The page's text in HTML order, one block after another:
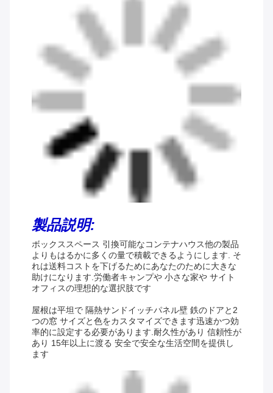
製品説明:
ボックススペース 引換可能なコンテナハウス他の製品
よりもはるかに多くの量で積載できるようにします. そ
れは送料コストを下げるためにあなたのために大きな
助けになります.労働者キャンプや 小さな家や サイト
オフィスの理想的な選択肢です
屋根は平坦で 隔熱サンドイッチパネル壁 鉄のドアと2
つの窓 サイズと色をカスタマイズできます迅速かつ効
率的に設定する必要があります.耐久性があり 信頼性が
あり 15年以上に渡る 安全で安全な生活空間を提供し
ます